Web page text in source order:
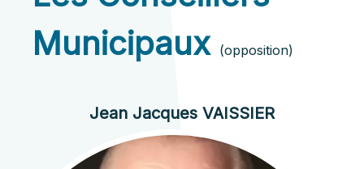
Municipaux (opposition)
Jean Jacques VAISSIER